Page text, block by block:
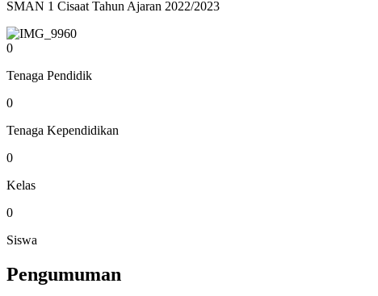
SMAN 1 Cisaat Tahun Ajaran 2022/2023
0
Tenaga Pendidik
0
Tenaga Kependidikan
0
Kelas
0
Siswa
Pengumuman